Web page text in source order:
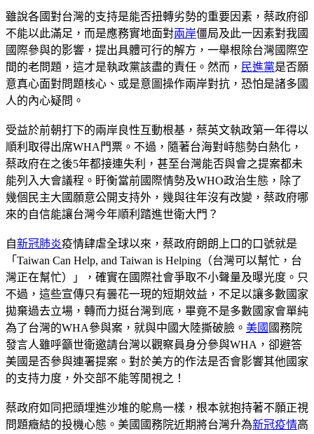
雖說各國對台灣的支持是能否扭轉劣勢的重要因素，蔡政府卻
不能以此滿足，而是應務實地面對兩岸僵局及此一因素對我國
國際參與的影響，提出具體可行的解方，一舉根除台灣國際空
間的老問題，這才是執政黨該盡的責任。然而， 民進黨是否願
意真心面對問題核心、或是意圖操作兩岸對抗，恐怕是諸多國
人的內心疑問。
受益於前朝打下的兩岸良性互動根基，蔡英文執政第一年得以
順利取得出席WHA門票。不過，隨著台海對峙態勢白熱化，
蔡政府在之後5年都接連失利，甚至台灣能否與會之提案都未
能列入大會議程。盱衡當前國際情勢及WHO政治生態，除了
幾個民主大國願意公開支持外，幾與往年沒有改變，蔡政府哪
來的自信能讓台灣今年順利踏進世衛大門？
自新冠肺炎疫情肆虐全球以來，蔡政府朗朗上口的口號就是
「Taiwan Can Help, and Taiwan is Helping（台灣可以幫忙，台
灣正在幫忙）」，確實在國際社會爭取不小聲量及曝光度。只
不過，這些宣傳只有曇花一現的短期效益，不足以讓多數國家
拋棄過去立場，轉而力挺台灣到底，畢竟不是多數國家會單純
為了台灣的WHA參與案，就與中國大陸撕破臉。 美國 國務院
發言人雖呼籲世衛邀請台灣以觀察員身分參與WHA，卻避答
美國是否參與連署提案。對於美方的作法是否會影響其他國家
的支持力度，外交部不能等閒視之！
蔡政府如同把頭埋進沙堆的鴕鳥一樣，根本就抱持著不願正視
問題癥結的投機心態。美國國務院近期將台灣升為新冠疫情高